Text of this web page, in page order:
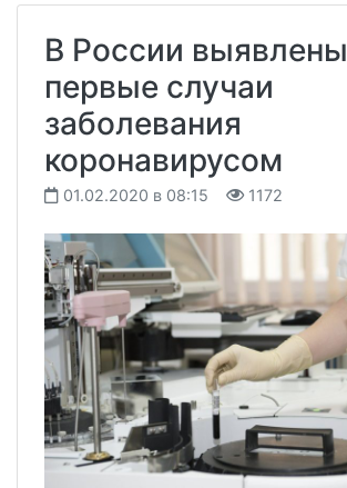
В России выявлены
первые случаи
заболевания
коронавирусом
01.02.2020 в 08:15 1172